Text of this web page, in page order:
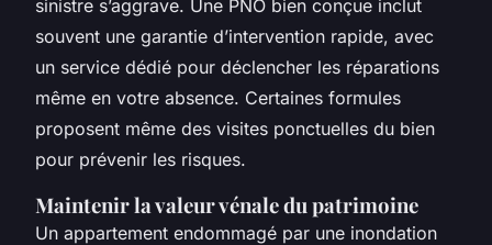
sinistre s’aggrave. Une PNO bien conçue inclut
souvent une garantie d’intervention rapide, avec
un service dédié pour déclencher les réparations
même en votre absence. Certaines formules
proposent même des visites ponctuelles du bien
pour prévenir les risques.
Maintenir la valeur vénale du patrimoine
Un appartement endommagé par une inondation